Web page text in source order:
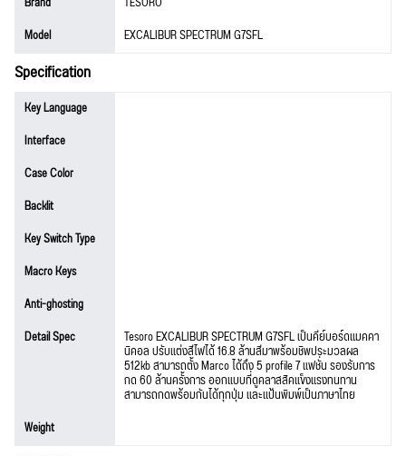
Model
EXCALIBUR SPECTRUM G7SFL
Specification
Key Language
Interface
Case Color
Backlit
Key Switch Type
Macro Keys
Anti-ghosting
Detail Spec
Tesoro EXCALIBUR SPECTRUM G7SFL เป็นคีย์บอร์ดแมคคา
นิคอล ปรับแต่งสีไฟได้ 16.8 ล้านสีมาพร้อมชิพประมวลผล
512kb สามารถตั้ง Marco ได้ถึง 5 profile 7 แฟชั่น รองรับการ
กด 60 ล้านครั้งการ ออกแบบที่ดูคลาสสิคแข็งแรงทนทาน
สามารถกดพร้อมกันได้ทุกปุ่ม และแป้นพิมพ์เป็นภาษาไทย
Weight